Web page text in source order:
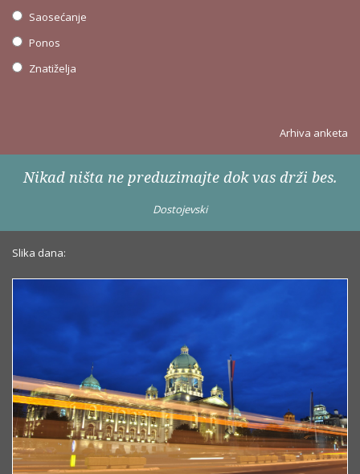
Saosećanje
Ponos
Znatiželja
Arhiva anketa
Nikad ništa ne preduzimajte dok vas drži bes.
Dostojevski
Slika dana: